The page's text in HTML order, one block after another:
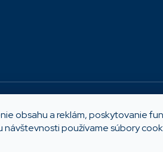
obsahu a reklám, poskytovanie
návštevnosti používame súbory